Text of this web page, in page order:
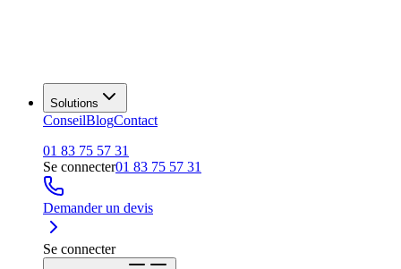
Solutions
ConseilBlogContact
01 83 75 57 31
Se connecter01 83 75 57 31
Demander un devis
Se connecter